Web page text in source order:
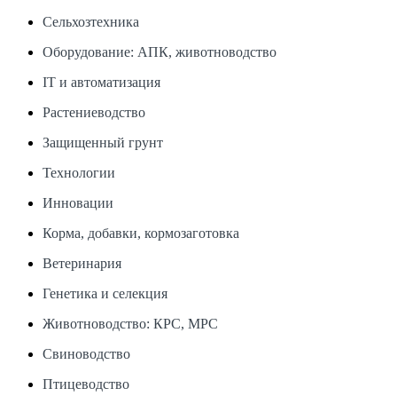
Сельхозтехника
Оборудование: АПК, животноводство
IT и автоматизация
Растениеводство
Защищенный грунт
Технологии
Инновации
Корма, добавки, кормозаготовка
Ветеринария
Генетика и селекция
Животноводство: КРС, МРС
Свиноводство
Птицеводство